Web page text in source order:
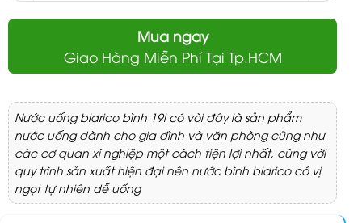
Mua ngay
Giao Hàng Miễn Phí Tại Tp.HCM
Nước uống bidrico bình 19l có vòi đây là sản phẩm
nước uống dành cho gia đình và văn phòng cũng như
các cơ quan xí nghiệp một cách tiện lợi nhất, cùng với
quy trình sản xuất hiện đại nên nước bình bidrico có vị
ngọt tự nhiên dễ uống